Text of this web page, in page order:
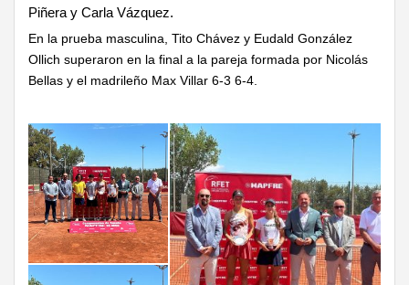
Piñera y Carla Vázquez.
En la prueba masculina, Tito Chávez y Eudald González
Ollich superaron en la final a la pareja formada por Nicolás
Bellas y el madrileño Max Villar 6-3 6-4.